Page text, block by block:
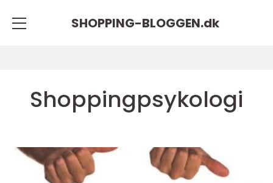
SHOPPING-BLOGGEN.dk
Shoppingpsykologi